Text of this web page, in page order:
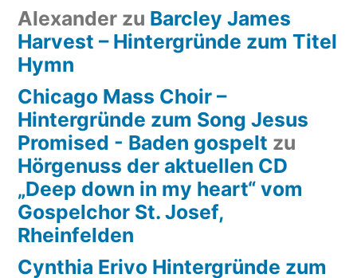
Alexander zu Barcley James
Harvest – Hintergründe zum Titel
Hymn
Chicago Mass Choir –
Hintergründe zum Song Jesus
Promised - Baden gospelt zu
Hörgenuss der aktuellen CD
„Deep down in my heart“ vom
Gospelchor St. Josef,
Rheinfelden
Cynthia Erivo Hintergründe zum